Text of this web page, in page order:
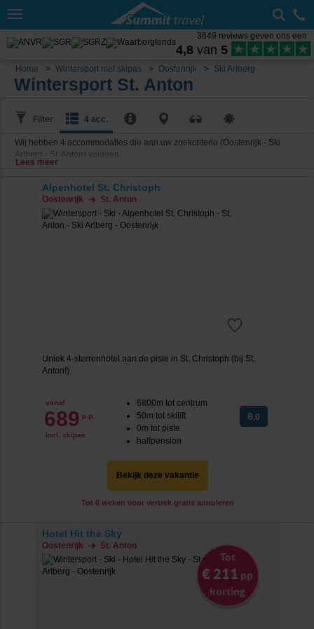
Toggle
3649 reviews geven ons een
4,8 van 5
Home Wintersport met skipas Oostenrijk Ski Arlberg
Wintersport St. Anton
Filter 4 acc.
Wij hebben 4 accommodaties die aan uw zoekcriteria (Oostenrijk - Ski
Arlberg - St. Anton) voldoen.
Lees meer
Alpenhotel St. Christoph
Oostenrijk St. Anton
Uniek 4-sterrenhotel aan de piste in St. Christoph (bij St.
Anton!)
vanaf
689 p.p.
incl. skipas
6800m tot centrum
50m tot skilift
0m tot piste
halfpension
8,0
Bekijk deze vakantie
Tot 6 weken voor vertrek gratis annuleren
Hotel Hit the Sky
Oostenrijk St. Anton
Tot
€ 211 pp
korting